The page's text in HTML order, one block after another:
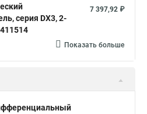
серия DX3, 2-
7 397,92 ₽
Показать больше